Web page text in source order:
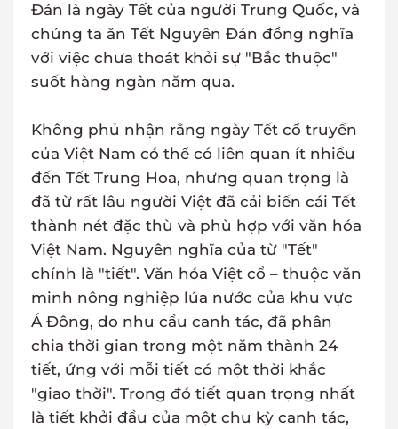
Đán là ngày Tết của người Trung Quốc, và
chúng ta ăn Tết Nguyên Đán đồng nghĩa
với việc chưa thoát khỏi sự "Bắc thuộc"
suốt hàng ngàn năm qua.
Không phủ nhận rằng ngày Tết cổ truyền
của Việt Nam có thể có liên quan ít nhiều
đến Tết Trung Hoa, nhưng quan trọng là
đã từ rất lâu người Việt đã cải biến cái Tết
thành nét đặc thù và phù hợp với văn hóa
Việt Nam. Nguyên nghĩa của từ "Tết"
chính là "tiết". Văn hóa Việt cổ – thuộc văn
minh nông nghiệp lúa nước của khu vực
Á Đông, do nhu cầu canh tác, đã phân
chia thời gian trong một năm thành 24
tiết, ứng với mỗi tiết có một thời khắc
"giao thời". Trong đó tiết quan trọng nhất
là tiết khởi đầu của một chu kỳ canh tác,